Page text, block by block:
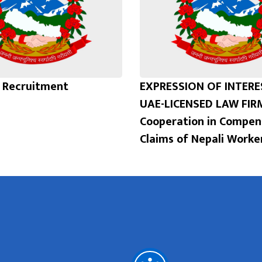
EXPRESSION OF
UAE-LICENSED LAW
Cooperation in
Claims of Nepali